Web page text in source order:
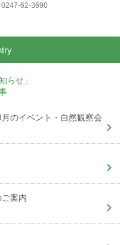
62-3690
らせ」
のイベント・自然観察会
案内